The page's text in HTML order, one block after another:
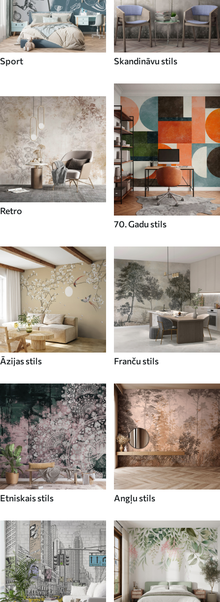
Sport Skandināvu stils
Retro
70. Gadu stils
Āzijas stils Franču stils
Etniskais stils Angļu stils